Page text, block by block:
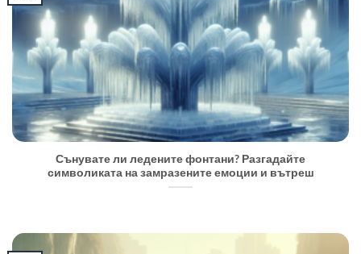
Сънувате ли ледените фонтани? Разгадайте
символиката на замразените емоции и вътреш